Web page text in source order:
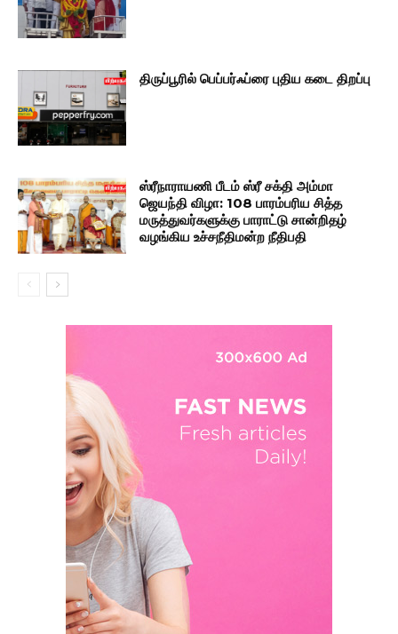
திருப்பூரில் பெப்பர்ஃப்ரை புதிய கடை திறப்பு
ஸ்ரீநாராயணி பீடம் ஸ்ரீ சக்தி அம்மா
ஜெயந்தி விழா: 108 பாரம்பரிய சித்த
மருத்துவர்களுக்கு பாராட்டு சான்றிதழ்
வழங்கிய உச்சநீதிமன்ற நீதிபதி